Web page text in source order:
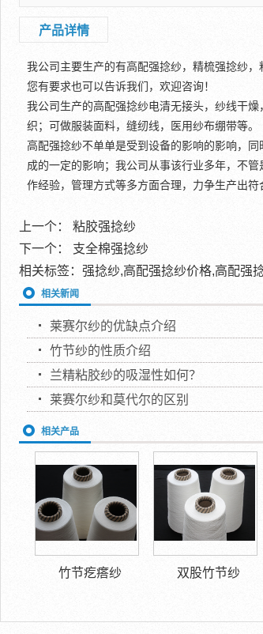
产品详情
我公司主要生产的有高配强捻纱，精梳强捻纱
您有要求也可以告诉我们，欢迎咨询！
我公司生产的高配强捻纱电清无接头，纱线干
织；可做服装面料，缝纫线，医用纱布绷带等。
高配强捻纱不单单是受到设备的影响的影响，
成的一定的影响；我公司从事该行业多年，不
作经验，管理方式等多方面合理，力争生产出符
上一个： 粘胶强捻纱
下一个： 支全棉强捻纱
相关标签：强捻纱,高配强捻纱价格,高配强
相关新闻
莱赛尔纱的优缺点介绍
竹节纱的性质介绍
兰精粘胶纱的吸湿性如何？
莱赛尔纱和莫代尔的区别
相关产品
竹节疙瘩纱 双股竹节纱